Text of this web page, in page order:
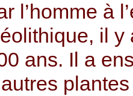
l’homme à
il y
ans. Il a